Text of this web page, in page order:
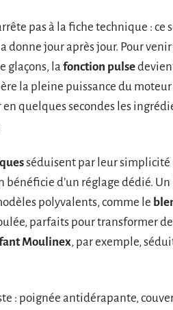
pas à la fiche technique : ce
donne jour après jour. Pour
glaçons, la fonction pulse
la pleine puissance du
quelques secondes les
séduisent par leur simplicité
bénéficie d’un réglage dédié.
polyvalents, comme le
parfaits pour transformer
Moulinex, par exemple,
: poignée antidérapante,